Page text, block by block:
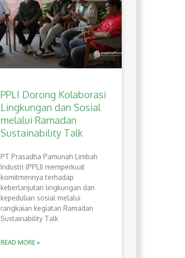
PPLI Dorong Kolaborasi
Lingkungan dan Sosial
melalui Ramadan
Sustainability Talk
PT Prasadha Pamunah Limbah
Industri (PPLI) memperkuat
komitmennya terhadap
keberlanjutan lingkungan dan
kepedulian sosial melalui
rangkaian kegiatan Ramadan
Sustainability Talk
READ MORE »